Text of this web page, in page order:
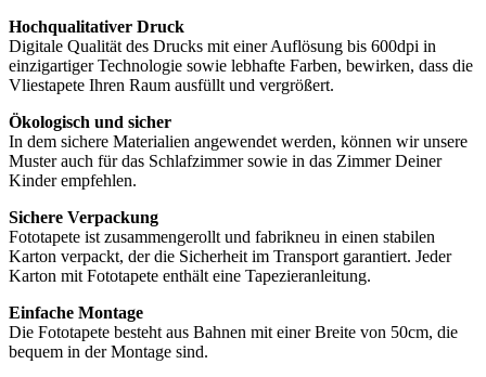
Hochqualitativer Druck
Digitale Qualität des Drucks mit einer Auflösung bis 600dpi in
einzigartiger Technologie sowie lebhafte Farben, bewirken, dass die
Vliestapete Ihren Raum ausfüllt und vergrößert.
Ökologisch und sicher
In dem sichere Materialien angewendet werden, können wir unsere
Muster auch für das Schlafzimmer sowie in das Zimmer Deiner
Kinder empfehlen.
Sichere Verpackung
Fototapete ist zusammengerollt und fabrikneu in einen stabilen
Karton verpackt, der die Sicherheit im Transport garantiert. Jeder
Karton mit Fototapete enthält eine Tapezieranleitung.
Einfache Montage
Die Fototapete besteht aus Bahnen mit einer Breite von 50cm, die
bequem in der Montage sind.